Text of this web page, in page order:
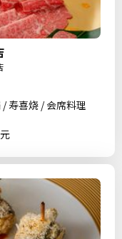
寿喜烧 / 会席料理